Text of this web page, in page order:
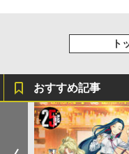
ト
おすすめ記事